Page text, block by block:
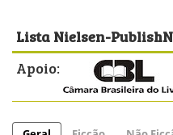
Lista Nielsen-
Apoio: